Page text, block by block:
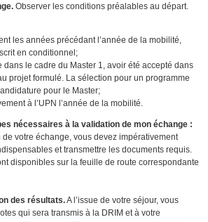
Observer les conditions préalables au départ.
les années précédant l’année de la mobilité,
en conditionnel;
le cadre du Master 1, avoir été accepté dans
projet formulé. La sélection pour un programme
pour le Master;
à l’UPN l’année de la mobilité.
nécessaires à la validation de mon échange :
de votre échange, vous devez impérativement
et transmettre les documents requis.
disponibles sur la feuille de route correspondante
des résultats.A l’issue de votre séjour, vous
qui sera transmis à la DRIM et à votre